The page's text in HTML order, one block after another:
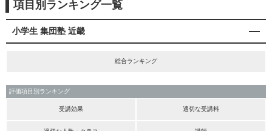
項目別ランキング一覧
小学生 集団塾 近畿
総合ランキング
評価項目別ランキング
受講効果 適切な受講料